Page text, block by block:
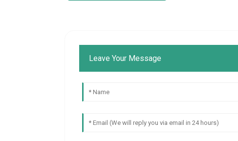
Leave Your Message